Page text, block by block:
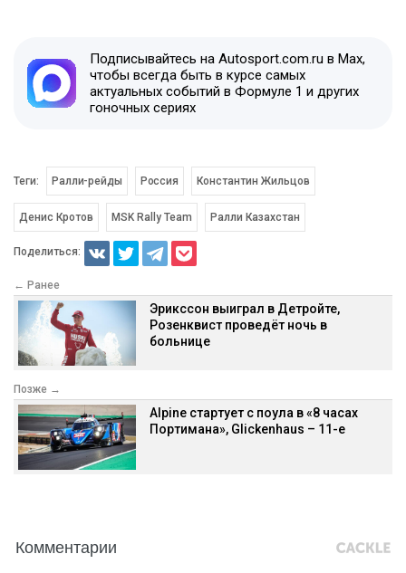
Подписывайтесь на Autosport.com.ru в Max,
чтобы всегда быть в курсе самых
актуальных событий в Формуле 1 и других
гоночных сериях
Теги: Ралли-рейды Россия Константин Жильцов
Денис Кротов MSK Rally Team Ралли Казахстан
Поделиться:
← Ранее
Эрикссон выиграл в Детройте,
Розенквист проведёт ночь в
больнице
Позже →
Alpine стартует с поула в «8 часах
Портимана», Glickenhaus – 11-е
Комментарии